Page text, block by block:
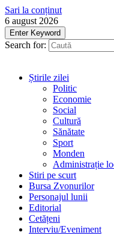
Sari la conținut
6 august 2026
Enter Keyword
Search for:
Știrile zilei
Politic
Economie
Social
Cultură
Sănătate
Sport
Monden
Administrație
Stiri pe scurt
Bursa Zvonurilor
Personajul lunii
Editorial
Cetățeni
Interviu/Eveniment